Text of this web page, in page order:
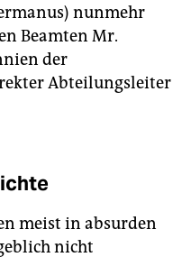
nunmehr
Beamten Mr.
der
Abteilungsleiter
meist in absurden
nicht